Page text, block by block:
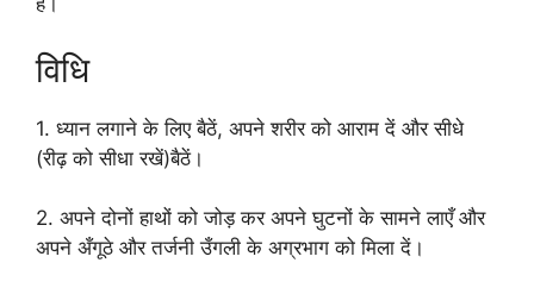
विधि
1. ध्यान लगाने के लिए बैठें, अपने शरीर को आराम दें और सीधे
(रीढ़ को सीधा रखें)बैठें।
2. अपने दोनों हाथों को जोड़ कर अपने घुटनों के सामने लाएँ और
अपने अँगूठे और तर्जनी उँगली के अग्रभाग को मिला दें।